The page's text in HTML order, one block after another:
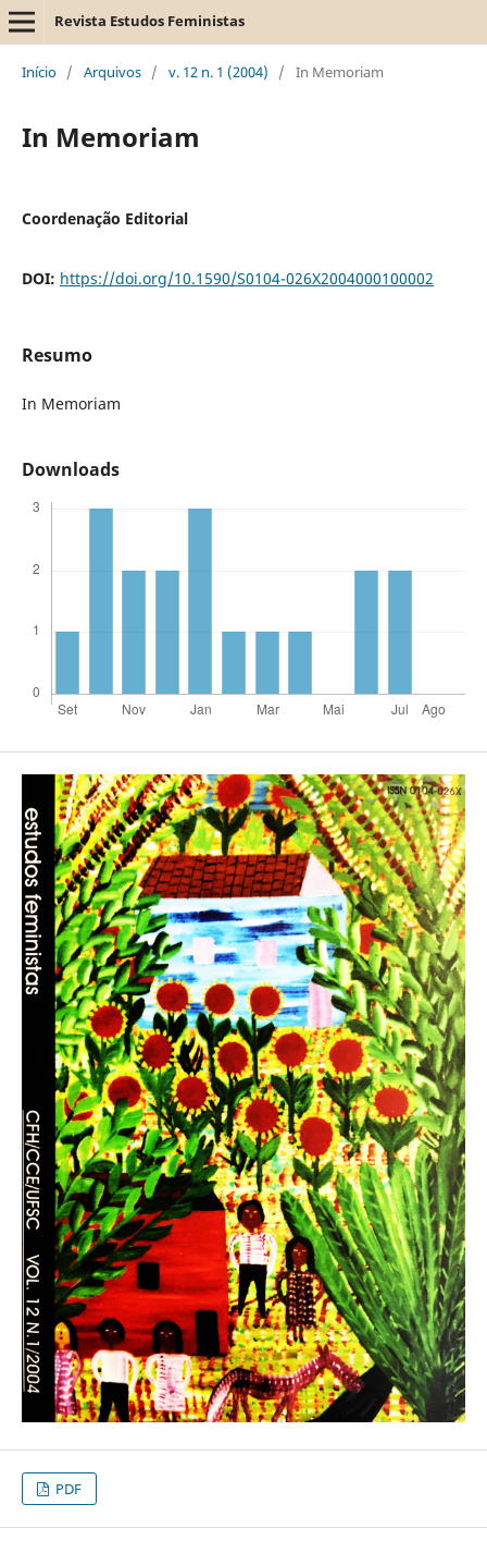
Revista Estudos Feministas
Início / Arquivos / v. 12 n. 1 (2004) / In Memoriam
In Memoriam
Coordenação Editorial
DOI: https://doi.org/10.1590/S0104-026X2004000100002
Resumo
In Memoriam
Downloads
PDF